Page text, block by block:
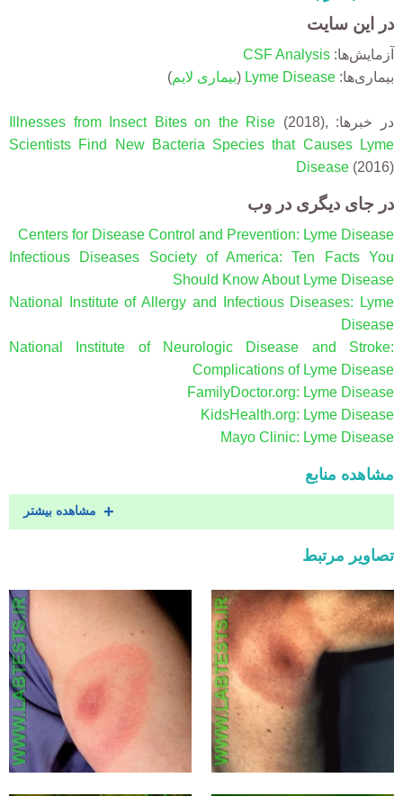
در این سایت
آزمایش‌ها: CSF Analysis
بیماری‌ها: Lyme Disease
(بیماری لایم)
در خبرها: Illnesses from Insect Bites on the Rise (2018),
Scientists Find New Bacteria Species that Causes Lyme
Disease (2016)
در جای دیگری در وب
Centers for Disease Control and Prevention: Lyme Disease
Infectious Diseases Society of America: Ten Facts You
Should Know About Lyme Disease
National Institute of Allergy and Infectious Diseases: Lyme
Disease
National Institute of Neurologic Disease and Stroke:
Complications of Lyme Disease
FamilyDoctor.org: Lyme Disease
KidsHealth.org: Lyme Disease
Mayo Clinic: Lyme Disease
مشاهده منابع
مشاهده بیشتر
تصاویر مرتبط